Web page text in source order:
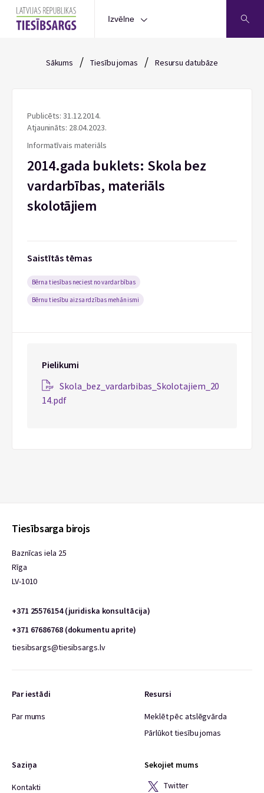
Izvēlne
Sākums / Tiesību jomas / Resursu datubāze
Publicēts: 31.12.2014.
Atjaunināts: 28.04.2023.
Informatīvais materiāls
2014.gada buklets: Skola bez
vardarbības, materiāls
skolotājiem
Saistītās tēmas
Bērna tiesības neciest no vardarbības
Bērnu tiesību aizsardzības mehānismi
Pielikumi
Skola_bez_vardarbibas_Skolotajiem_20
14.pdf
Tiesībsarga birojs
Baznīcas iela 25
Rīga
LV-1010
+371 25576154 (juridiska konsultācija)
+371 67686768 (dokumentu aprite)
tiesibsargs@tiesibsargs.lv
Par iestādi
Par mums
Resursi
Meklēt pēc atslēgvārda
Pārlūkot tiesību jomas
Saziņa
Kontakti
Sekojiet mums
Twitter